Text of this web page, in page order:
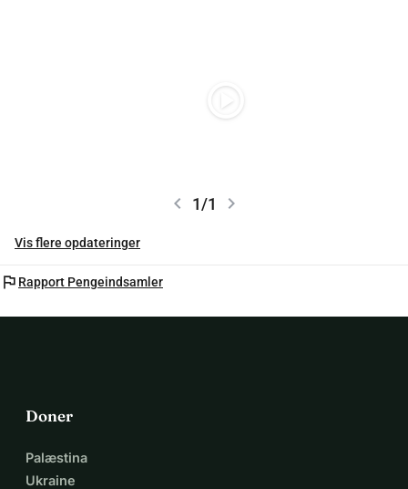
chevron_left 1/1 chevron_right
Vis flere opdateringer
flag Rapport Pengeindsamler
Doner
Palæstina
Ukraine